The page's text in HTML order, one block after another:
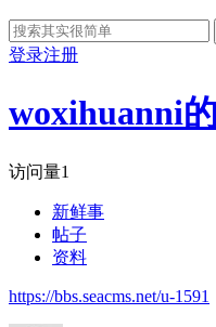
登录注册
woxihuanni
访问量1
新鲜事
帖子
资料
https://bbs.seacms.net/u-1591